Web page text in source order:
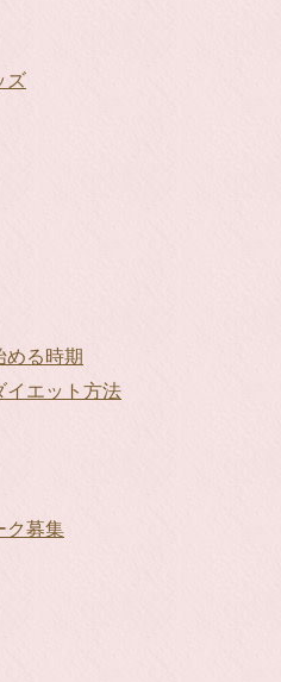
ズ
める時期
イエット方法
ク募集